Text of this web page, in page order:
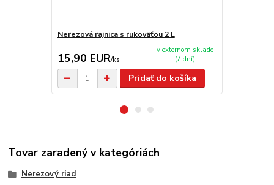
Nerezová rajnica s rukoväťou 2 L
15,90 EUR/ks
v externom sklade
(7 dní)
Pridať do košíka
Tovar zaradený v kategóriách
Nerezový riad